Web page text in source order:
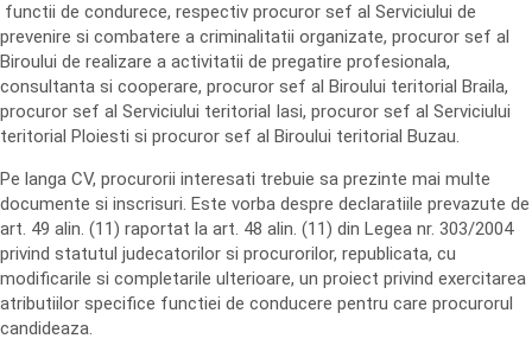
functii de condurece, respectiv procuror sef al Serviciului de
prevenire si combatere a criminalitatii organizate, procuror sef al
Biroului de realizare a activitatii de pregatire profesionala,
consultanta si cooperare, procuror sef al Biroului teritorial Braila,
procuror sef al Serviciului teritorial Iasi, procuror sef al Serviciului
teritorial Ploiesti si procuror sef al Biroului teritorial Buzau.
Pe langa CV, procurorii interesati trebuie sa prezinte mai multe
documente si inscrisuri. Este vorba despre declaratiile prevazute de
art. 49 alin. (11) raportat la art. 48 alin. (11) din Legea nr. 303/2004
privind statutul judecatorilor si procurorilor, republicata, cu
modificarile si completarile ulterioare, un proiect privind exercitarea
atributiilor specifice functiei de conducere pentru care procurorul
candideaza.